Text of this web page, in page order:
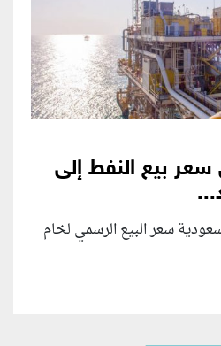
بيع النفط إلى
سعر البيع الرسمي لخام